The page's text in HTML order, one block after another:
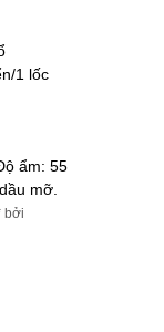
1 lốc
ẩm: 55
mỡ.
bởi